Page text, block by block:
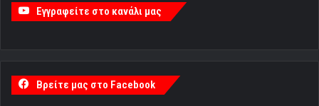
Εγγραφείτε στο κανάλι μας
Βρείτε μας στο Facebook